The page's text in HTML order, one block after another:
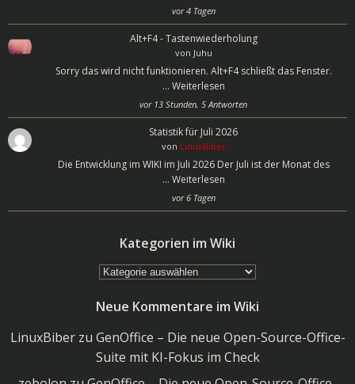
vor 4 Tagen
Alt+F4 - Tastenwiederholung
von Juhu
Sorry das wird nicht funktionieren. Alt+F4 schließt das Fenster.
… Weiterlesen
vor 13 Stunden, 5 Antworten
Statistik für Juli 2026
von LinuxBiber
Die Entwicklung im WIKI im Juli 2026 Der Juli ist der Monat des
… Weiterlesen
vor 6 Tagen
Kategorien im Wiki
Kategorien
Wiki
Neue Kommentare im Wiki
LinuxBiberzu GenOffice – Die neue Open-Source-Office-
Suite mit KI-Fokus im Check